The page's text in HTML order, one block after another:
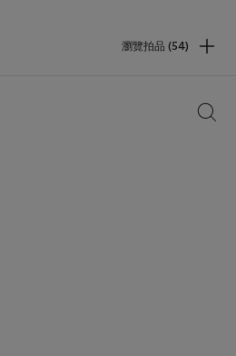
瀏覽拍品 (54)
搜索